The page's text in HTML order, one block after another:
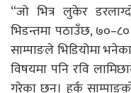
“जो भित्र लुकेर
भिडन्तमा पठाउँछ,
साम्पाङले भिडियोमा
विषयमा पनि रवि
गरेका छन्। हर्क